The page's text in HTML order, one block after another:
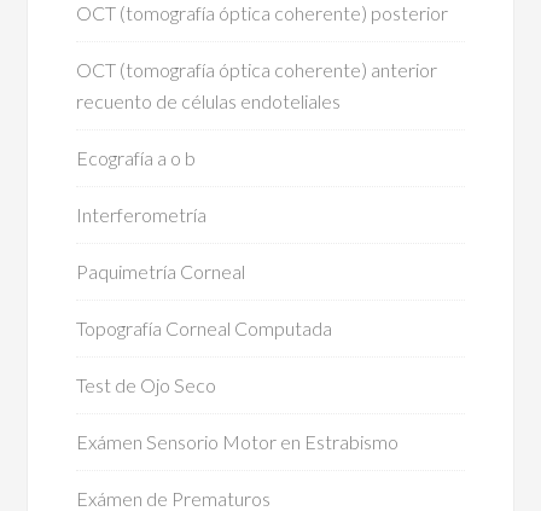
OCT (tomografía óptica coherente) posterior
OCT (tomografía óptica coherente) anterior
recuento de células endoteliales
Ecografía a o b
Interferometría
Paquimetría Corneal
Topografía Corneal Computada
Test de Ojo Seco
Exámen Sensorio Motor en Estrabismo
Exámen de Prematuros